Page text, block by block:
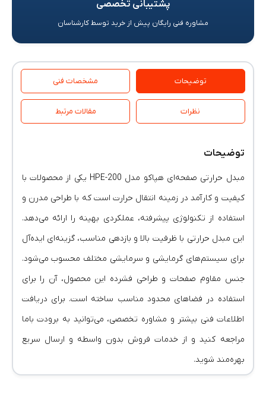
پشتیبانی تخصصی
مشاوره فنی رایگان پیش از خرید توسط کارشناسان
توضیحات مشخصات فنی
نظرات مقالات مرتبط
توضیحات
مبدل حرارتی صفحه‌ای هپاکو مدل HPE-200 یکی از محصولات با
کیفیت و کارآمد در زمینه انتقال حرارت است که با طراحی مدرن و
استفاده از تکنولوژی پیشرفته، عملکردی بهینه را ارائه می‌دهد.
این مبدل حرارتی با ظرفیت بالا و بازدهی مناسب، گزینه‌ای ایده‌آل
برای سیستم‌های گرمایشی و سرمایشی مختلف محسوب می‌شود.
جنس مقاوم صفحات و طراحی فشرده این محصول، آن را برای
استفاده در فضاهای محدود مناسب ساخته است. برای دریافت
اطلاعات فنی بیشتر و مشاوره تخصصی، می‌توانید به برودت باما
مراجعه کنید و از خدمات فروش بدون واسطه و ارسال سریع
بهره‌مند شوید.